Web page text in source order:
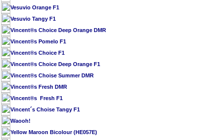
Vesuvio Orange F1
Vesuvio Tangy F1
Vincent®s Choice Deep Orange DMR
Vincent®s Pomelo F1
Vincent®s Choice F1
Vincent®s Choice Deep Orange F1
Vincent®s Choise Summer DMR
Vincent®s Fresh DMR
Vincent®s Fresh F1
Vincent´s Choise Tangy F1
Waooh!
Yellow Maroon Bicolour (HE057E)